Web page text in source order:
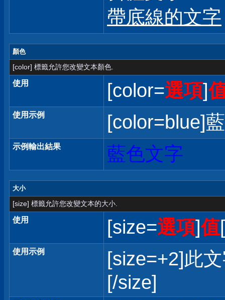
帶底線的文字
顏色
[color] 標籤允許您改變文本顏色.
使用 [color=選項]
使用示例 [color=blue]
示例輸出結果 藍色文字
大小
[size] 標籤允許您改變文本的大小.
使用 [size=選項]值
使用示例
[size=+2]此
[/size]